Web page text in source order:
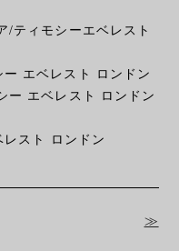
/ティモシーエベレスト
エベレスト ロンドン
ー エベレスト ロンドン
スト ロンドン
≫